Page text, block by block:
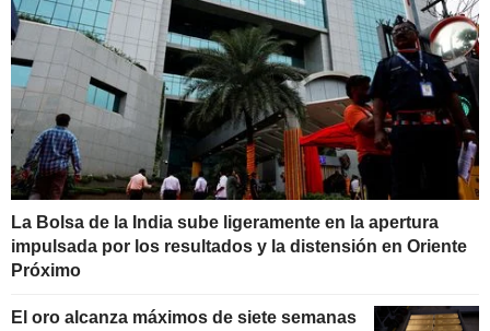
La Bolsa de la India sube ligeramente en la apertura
impulsada por los resultados y la distensión en Oriente
Próximo
El oro alcanza máximos de siete semanas